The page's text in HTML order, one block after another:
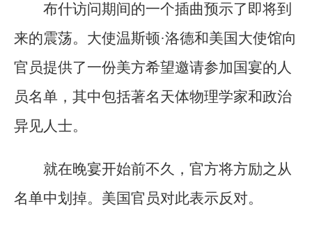
布什访问期间的一个插曲预示了即将到
来的震荡。大使温斯顿·洛德和美国大使馆向
官员提供了一份美方希望邀请参加国宴的人
员名单，其中包括著名天体物理学家和政治
异见人士。
就在晚宴开始前不久，官方将方励之从
名单中划掉。美国官员对此表示反对。